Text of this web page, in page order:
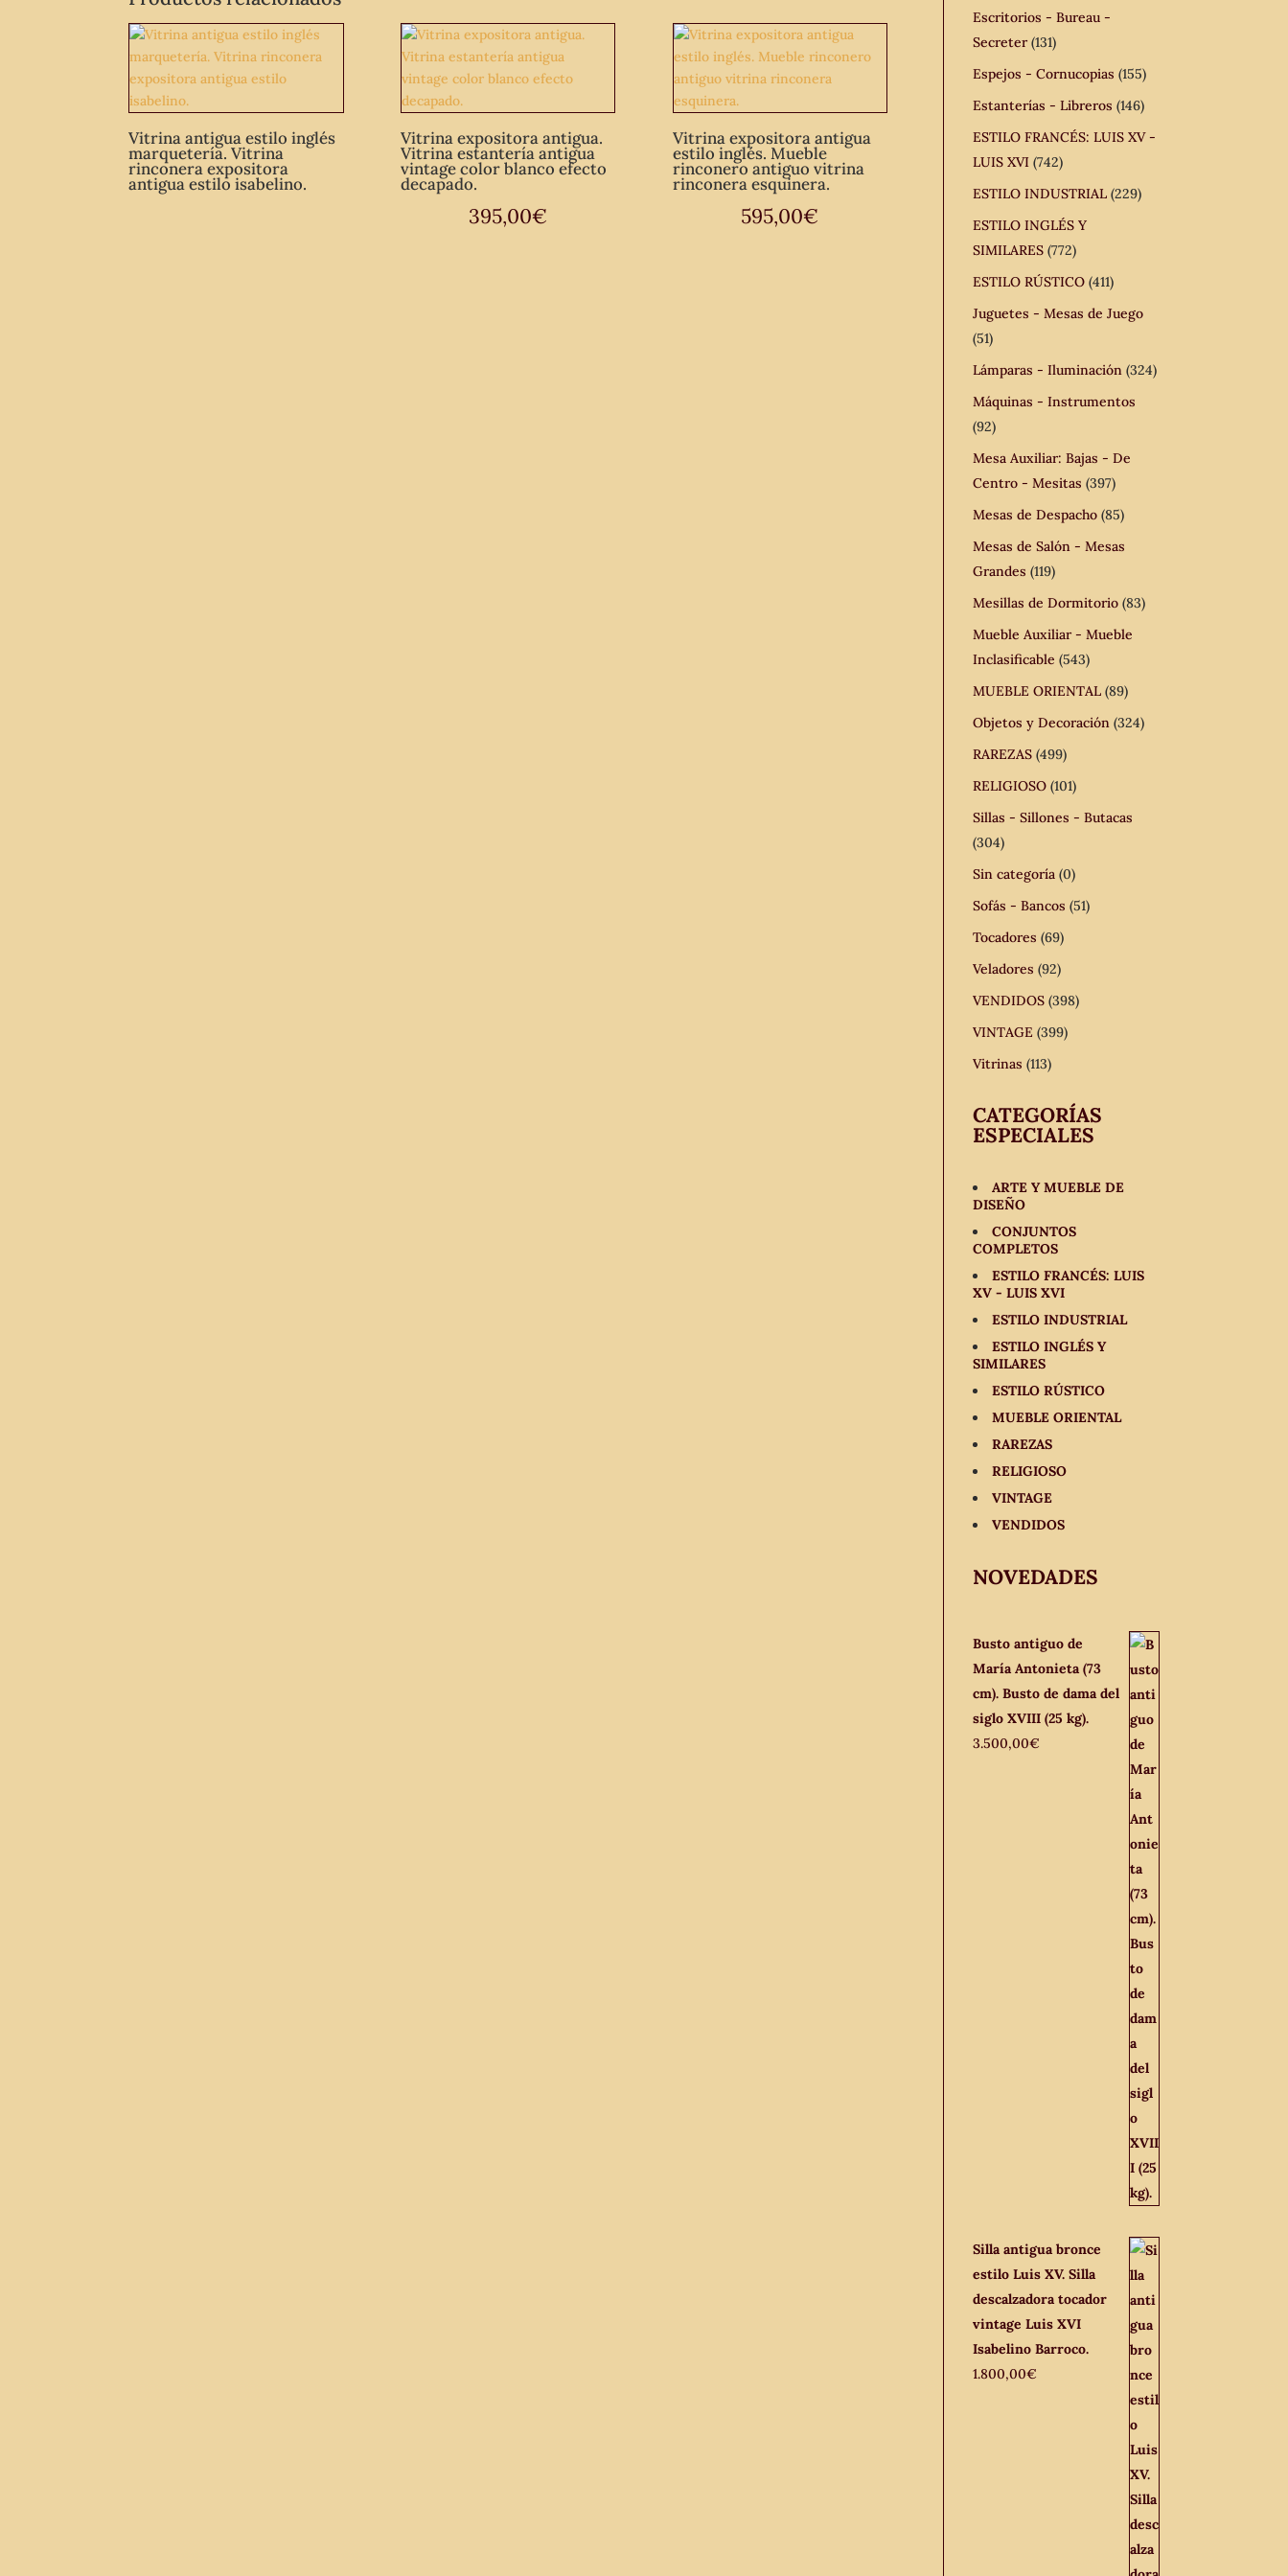
Vitrina antigua estilo inglés
marquetería. Vitrina
rinconera expositora
antigua estilo isabelino.
Vitrina expositora antigua.
Vitrina estantería antigua
vintage color blanco efecto
decapado.
395,00€
Vitrina expositora antigua
estilo inglés. Mueble
rinconero antiguo vitrina
rinconera esquinera.
595,00€
Escritorios - Bureau -
Secreter (131)
Espejos - Cornucopias (155)
Estanterías - Libreros (146)
ESTILO FRANCÉS: LUIS XV -
LUIS XVI (742)
ESTILO INDUSTRIAL (229)
ESTILO INGLÉS Y
SIMILARES (772)
ESTILO RÚSTICO (411)
Juguetes - Mesas de Juego
(51)
Lámparas - Iluminación (324)
Máquinas - Instrumentos
(92)
Mesa Auxiliar: Bajas - De
Centro - Mesitas (397)
Mesas de Despacho (85)
Mesas de Salón - Mesas
Grandes (119)
Mesillas de Dormitorio (83)
Mueble Auxiliar - Mueble
Inclasificable (543)
MUEBLE ORIENTAL (89)
Objetos y Decoración (324)
RAREZAS (499)
RELIGIOSO (101)
Sillas - Sillones - Butacas
(304)
Sin categoría (0)
Sofás - Bancos (51)
Tocadores (69)
Veladores (92)
VENDIDOS (398)
VINTAGE (399)
Vitrinas (113)
CATEGORÍAS
ESPECIALES
ARTE Y MUEBLE DE
DISEÑO
CONJUNTOS
COMPLETOS
ESTILO FRANCÉS: LUIS
XV - LUIS XVI
ESTILO INDUSTRIAL
ESTILO INGLÉS Y
SIMILARES
ESTILO RÚSTICO
MUEBLE ORIENTAL
RAREZAS
RELIGIOSO
VINTAGE
VENDIDOS
NOVEDADES
Busto antiguo de
María Antonieta (73
cm). Busto de dama del
siglo XVIII (25 kg).
3.500,00€
Silla antigua bronce
estilo Luis XV. Silla
descalzadora tocador
vintage Luis XVI
Isabelino Barroco.
1.800,00€